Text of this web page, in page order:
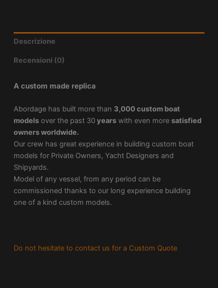
Descrizione
Recensioni (0)
A custom made replica
Abordage has built more than 3,000 custom boat
modelsover the past 30 yearswith even more satisfied
owners worldwide.
Our crew has great experience in building custom boat
models for Private Owners, Yacht Designers and
Shipyards.
Model of any vessel, from any period can be
commissioned thanks to our long experience building
one of a kind custom models.
Do not hesitate to contact us for a Custom Quote